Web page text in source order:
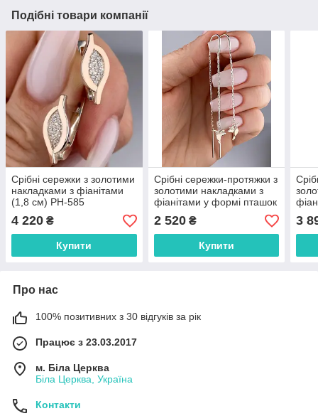
Подібні товари компанії
Срібні сережки з золотими
накладками з фіанітами
(1,8 см) РН-585
4 220 ₴
Купити
Срібні сережки-протяжки з
золотими накладками з
фіанітами у формі пташок
колібрі (8 см) РН-009
2 520₴
Купити
3
Про нас
100% позитивних з 30 відгуків за рік
Працює з 23.03.2017
м. Біла Церква
Біла Церква, Україна
Контакти